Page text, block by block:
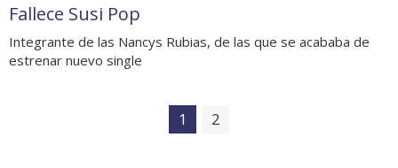
Fallece Susi Pop
Integrante de las Nancys Rubias, de las que se acababa de
estrenar nuevo single
1 2